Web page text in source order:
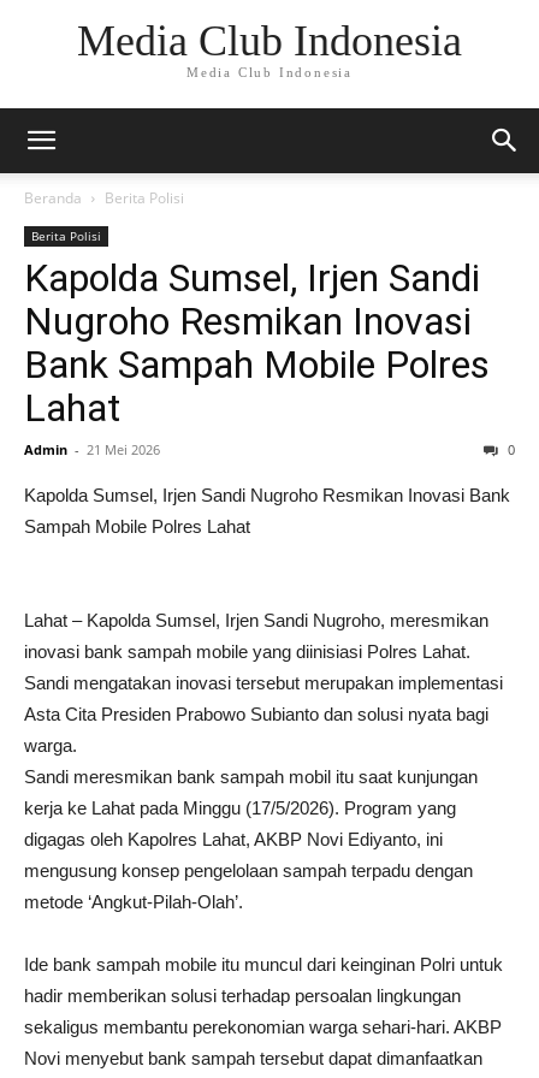
Media Club Indonesia
Media Club Indonesia
Beranda Berita Polisi
Berita Polisi
Kapolda Sumsel, Irjen Sandi
Nugroho Resmikan Inovasi
Bank Sampah Mobile Polres
Lahat
Admin - 21 Mei 2026 0
Kapolda Sumsel, Irjen Sandi Nugroho Resmikan Inovasi Bank
Sampah Mobile Polres Lahat
Lahat – Kapolda Sumsel, Irjen Sandi Nugroho, meresmikan
inovasi bank sampah mobile yang diinisiasi Polres Lahat.
Sandi mengatakan inovasi tersebut merupakan implementasi
Asta Cita Presiden Prabowo Subianto dan solusi nyata bagi
warga.
Sandi meresmikan bank sampah mobil itu saat kunjungan
kerja ke Lahat pada Minggu (17/5/2026). Program yang
digagas oleh Kapolres Lahat, AKBP Novi Ediyanto, ini
mengusung konsep pengelolaan sampah terpadu dengan
metode ‘Angkut-Pilah-Olah’.
Ide bank sampah mobile itu muncul dari keinginan Polri untuk
hadir memberikan solusi terhadap persoalan lingkungan
sekaligus membantu perekonomian warga sehari-hari. AKBP
Novi menyebut bank sampah tersebut dapat dimanfaatkan